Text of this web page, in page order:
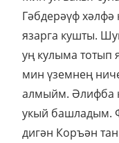
Гәбдерәүф хәлфә
язарга кушты.
уң кулыма тотып
мин үземнең
алмыйм. Әлифба
укый башладым.
дигән Коръән